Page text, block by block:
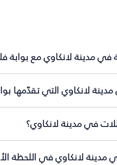
في مدينة لانكاوي مع بوابة
لانكاوي التي تقدّمها
في مدينة لانكاوي؟
لانكاوي في اللحظة